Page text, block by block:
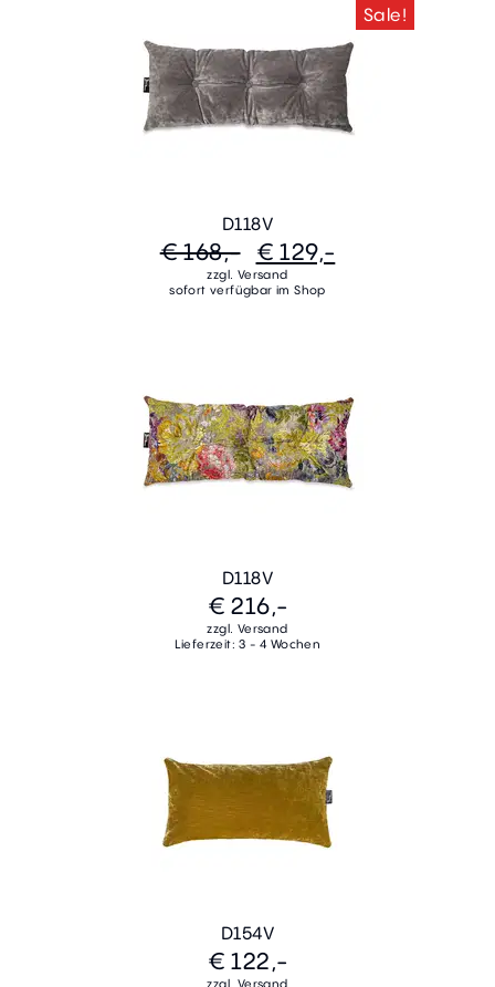
Sale!
D118V
€ 168,- € 129,-
zzgl. Versand
sofort verfügbar im Shop
D118V
€ 216,-
zzgl. Versand
Lieferzeit: 3 - 4 Wochen
D154V
€ 122,-
zzgl. Versand